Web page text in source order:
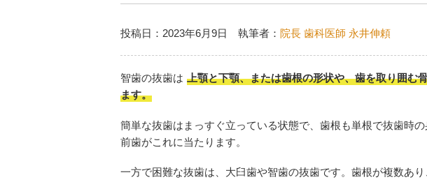
投稿日：2023年6月9日 執筆者： 院長 歯科医師 永井伸頼
智歯の抜歯は 上顎と下顎、または歯根の形状や、歯を取り囲む
ます。
簡単な抜歯はまっすぐ立っている状態で、歯根も単根で抜歯時
前歯がこれに当たります。
一方で困難な抜歯は、大臼歯や智歯の抜歯です。歯根が複数あ